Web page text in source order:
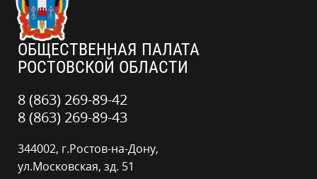
ОБЩЕСТВЕННАЯ ПАЛАТА
РОСТОВСКОЙ ОБЛАСТИ
8 (863) 269-89-42
8 (863) 269-89-43
344002, г.Ростов-на-Дону,
ул.Московская, зд. 51